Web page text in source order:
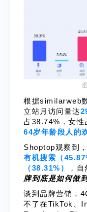
根据similarweb
立站月访问量达
占38.74%，女性
64岁年龄段人的
Shoptop观察到
有机搜索（
（38.31%）
，
牌到底是如何做
谈到品牌营销，
不了在TikTok、